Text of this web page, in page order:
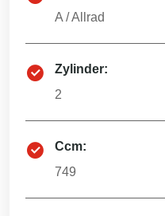
A /Allrad
Zylinder:
2
Ccm:
749